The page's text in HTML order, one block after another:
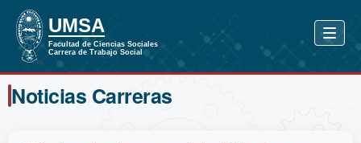
Noticias Carreras